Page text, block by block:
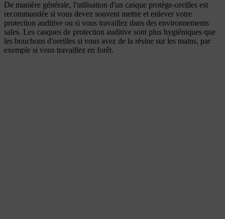
De manière générale, l'utilisation d'un casque protège-oreilles est
recommandée si vous devez souvent mettre et enlever votre
protection auditive ou si vous travaillez dans des environnements
sales. Les casques de protection auditive sont plus hygiéniques que
les bouchons d'oreilles si vous avez de la résine sur les mains, par
exemple si vous travaillez en forêt.